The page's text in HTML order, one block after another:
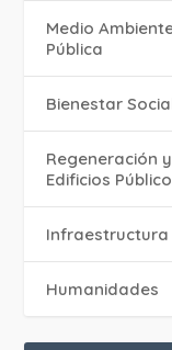
Medio
Pública
Bienestar
Regeneración
Edificios
Infraestructura
Humanidades